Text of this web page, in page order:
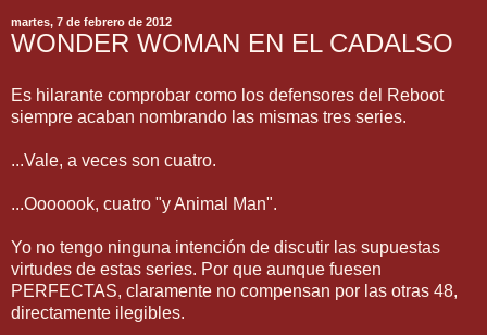
martes, 7 de febrero de 2012
WONDER WOMAN EN EL CADALSO
Es hilarante comprobar como los defensores del Reboot
siempre acaban nombrando las mismas tres series.
...Vale, a veces son cuatro.
...Ooooook, cuatro "y Animal Man".
Yo no tengo ninguna intención de discutir las supuestas
virtudes de estas series. Por que aunque fuesen
PERFECTAS, claramente no compensan por las otras 48,
directamente ilegibles.